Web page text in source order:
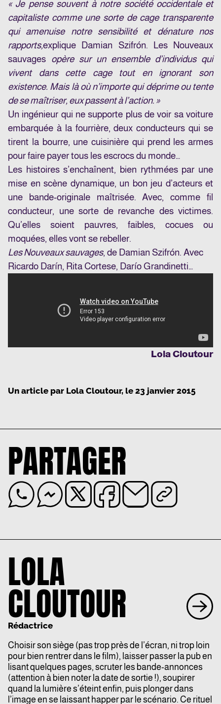
« Je pense souvent à notre société occidentale et
capitaliste comme une sorte de cage transparente
qui amenuise notre sensibilité et dénature nos
rapports,explique Damian Szifrón. Les Nouveaux
sauvages opère sur un ensemble d’individus qui
vivent dans cette cage tout en ignorant son
existence. Mais là où n’importe qui déprime ou tente
de se maîtriser, eux passent à l’action. »
Un ingénieur qui ne supporte plus de voir sa voiture
embarquée à la fourrière, deux conducteurs qui se
tirent la bourre, une cuisinière qui prend les armes
pour faire payer tous les escrocs du monde…
Les histoires s’enchaînent, bien rythmées par une
mise en scène dynamique, un bon jeu d’acteurs et
une bande-originale maîtrisée. Avec, comme fil
conducteur, une sorte de revanche des victimes.
Qu’elles soient pauvres, faibles, cocues ou
moquées, elles vont se rebeller.
Les Nouveaux sauvages, de Damian Szifrón. Avec
Ricardo Darín, Rita Cortese, Darío Grandinetti…
Lola Cloutour
Un article par Lola Cloutour, le 23 janvier 2015
PARTAGER
LOLA
CLOUTOUR
Rédactrice
Choisir son siège (pas trop près de l’écran, ni trop loin
pour bien rentrer dans le film), laisser passer la pub en
lisant quelques pages, scruter les bande-annonces
(attention à bien noter la date de sortie !), soupirer
quand la lumière s’éteint enfin, puis plonger dans
l’image en se laissant happer par le scénario. Ce rituel